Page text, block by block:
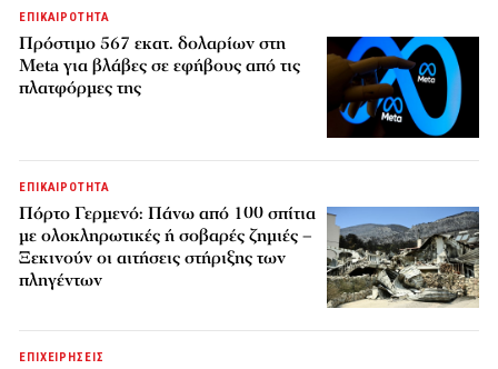
ΕΠΙΚΑΙΡΟΤΗΤΑ
Πρόστιμο 567 εκατ. δολαρίων στη
Meta για βλάβες σε εφήβους από τις
πλατφόρμες της
ΕΠΙΚΑΙΡΟΤΗΤΑ
Πόρτο Γερμενό: Πάνω από 100 σπίτια
με ολοκληρωτικές ή σοβαρές ζημιές –
Ξεκινούν οι αιτήσεις στήριξης των
πληγέντων
ΕΠΙΧΕΙΡΗΣΕΙΣ